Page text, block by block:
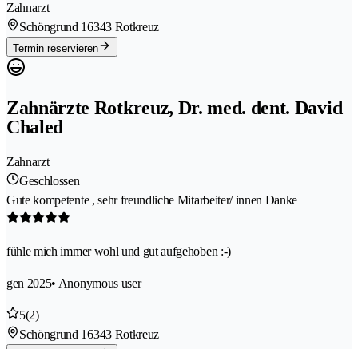
Zahnarzt
Schöngrund 16343 Rotkreuz
Termin reservieren
Zahnärzte Rotkreuz, Dr. med. dent. David
Chaled
Zahnarzt
Geschlossen
Gute kompetente , sehr freundliche Mitarbeiter/ innen Danke
fühle mich immer wohl und gut aufgehoben :-)
gen 2025• Anonymous user
5(2)
Schöngrund 16343 Rotkreuz